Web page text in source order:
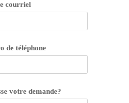
courriel
de téléphone
votre demande?